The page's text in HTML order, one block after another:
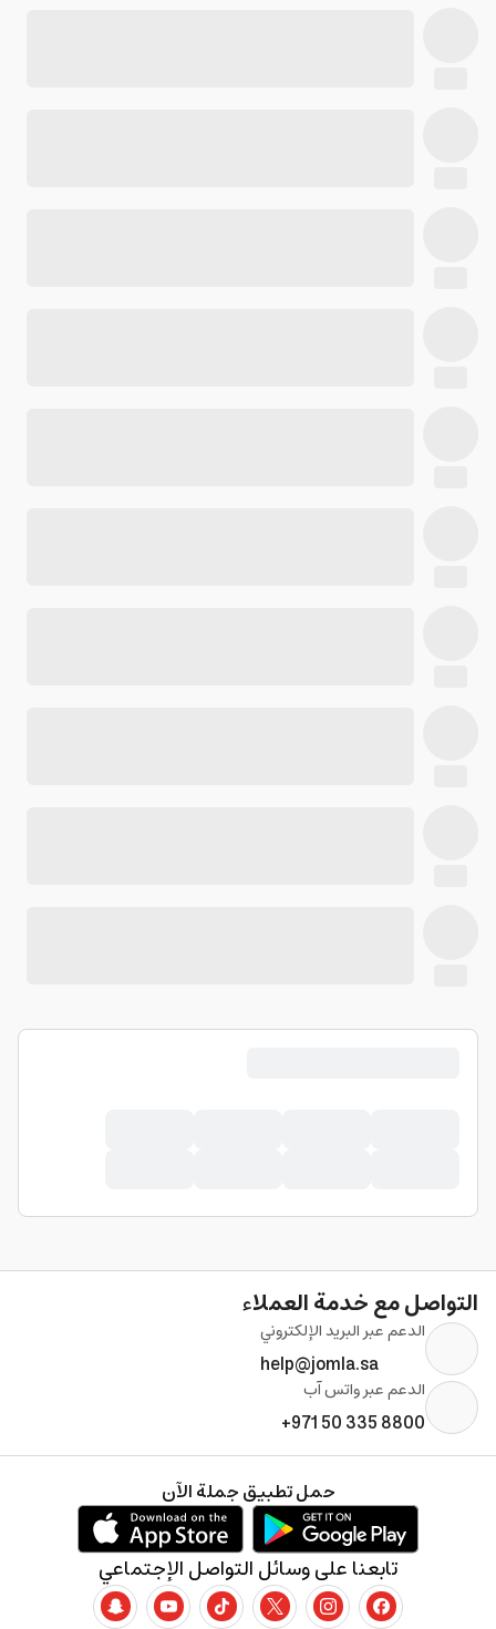
التواصل مع خدمة العملاء
الدعم عبر البريد الإلكتروني
help@jomla.sa
الدعم عبر واتس آب
+971 50 335 8800
تابعنا على وسائل التواصل الإجتماعي
حمل تطبيق جملة الآن